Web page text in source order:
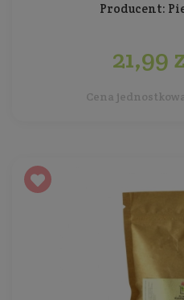
Producent:
21,99
Cena